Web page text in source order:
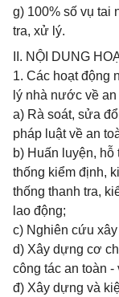
g) 100% số vụ tai
tra, xử lý.
II. NỘI DUNG
1. Các hoạt động
lý nhà nước về
a) Rà soát, sửa
pháp luật về an
b) Huấn luyện,
thống kiểm định,
thống thanh tra,
lao động;
c) Nghiên cứu
d) Xây dựng cơ
công tác an toàn -
đ) Xây dựng và